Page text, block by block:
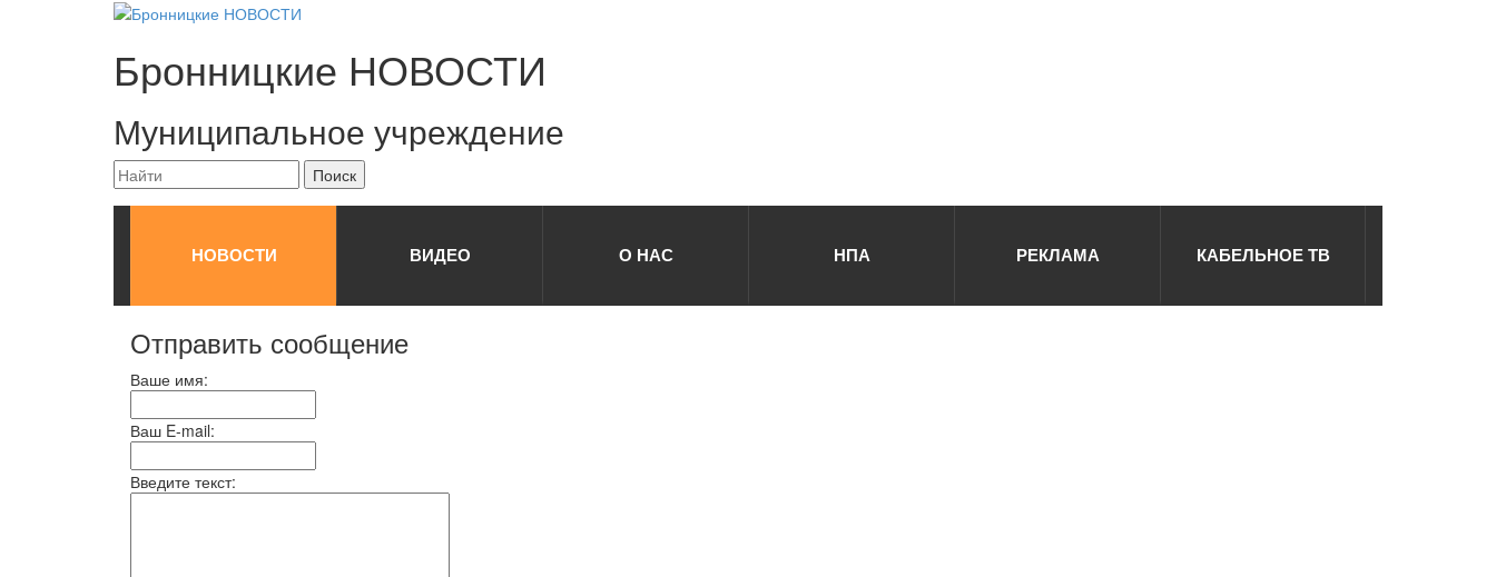
Бронницкие НОВОСТИ
Муниципальное учреждение
НОВОСТИ ВИДЕО О НАС НПА РЕКЛАМА КАБЕЛЬНОЕ ТВ
Отправить сообщение
Ваше имя:
Ваш E-mail:
Введите текст: